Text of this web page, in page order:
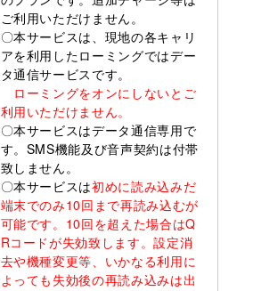
ご利用いただけません。
〇本サービスは、現地の各キャリ
アを利用したローミングではデー
タ通信サービスです。
ローミングをオンにしないとご
利用いただけません。
〇本サービスはデータ通信専用で
す。SMS機能及び音声契約は付帯
致しません。
〇本サービスは初めに読み込みだ
端末でのみ10回まで再読み込むが
可能です。10回を超えた場合はQ
Rコードが失効致します。設定消
去や機種変更等、いかなる利用に
よっても失効後の再読み込みは出